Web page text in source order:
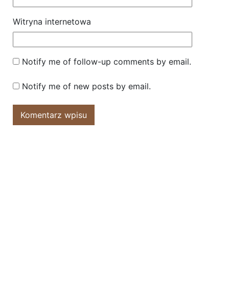
Witryna internetowa
Notify me of follow-up comments by email.
Notify me of new posts by email.